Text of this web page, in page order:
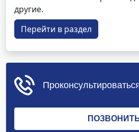
другие.
Перейти в раздел